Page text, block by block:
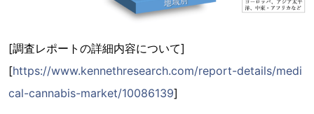
[調査レポートの詳細内容について]
[https://www.kennethresearch.com/report-details/medi
cal-cannabis-market/10086139]